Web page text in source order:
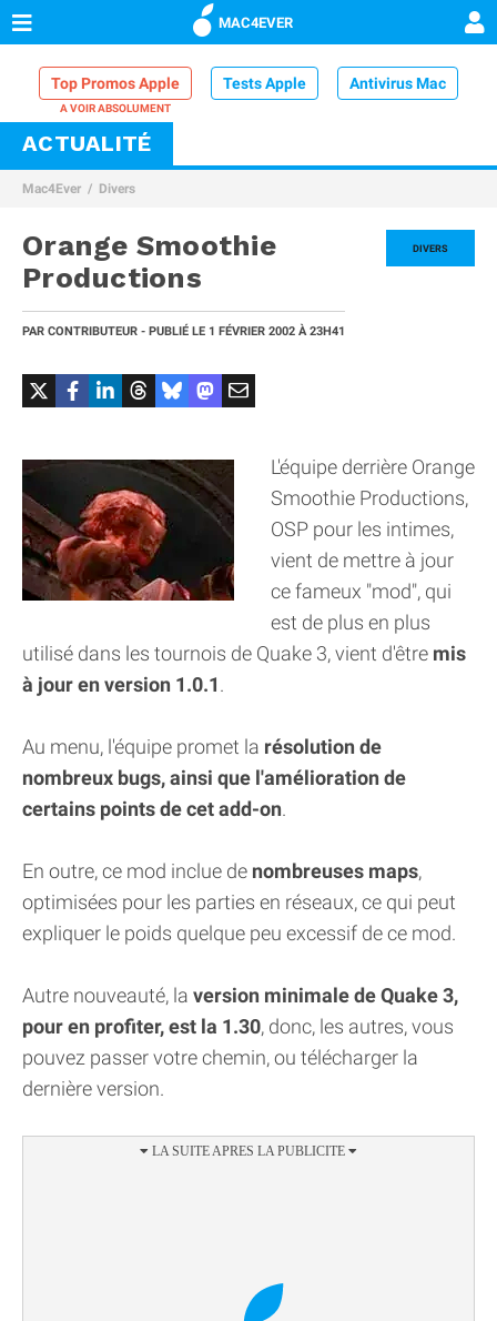
MAC4EVER
Top Promos Apple Tests Apple Antivirus Mac
VPN Mac
Comparatif iPhone
ACTUALITÉ
Mac4Ever Divers
DIVERS
Orange Smoothie
Productions
PAR CONTRIBUTEUR - PUBLIÉ LE 1 FÉVRIER 2002 À 23H41
L'équipe derrière Orange
Smoothie Productions,
OSP pour les intimes,
vient de mettre à jour
ce fameux "mod", qui
est de plus en plus
utilisé dans les tournois de Quake 3, vient d'être mis
à jour en version 1.0.1.
Au menu, l'équipe promet la résolution de
nombreux bugs, ainsi que l'amélioration de
certains points de cet add-on.
En outre, ce mod inclue de nombreuses maps,
optimisées pour les parties en réseaux, ce qui peut
expliquer le poids quelque peu excessif de ce mod.
Autre nouveauté, la version minimale de Quake 3,
pour en profiter, est la 1.30, donc, les autres, vous
pouvez passer votre chemin, ou télécharger la
dernière version.